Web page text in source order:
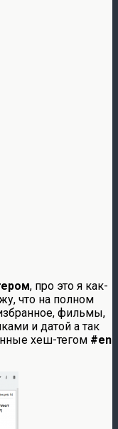
, про это я как-
что на полном
фильмы,
и датой а так
хеш-тегом #en